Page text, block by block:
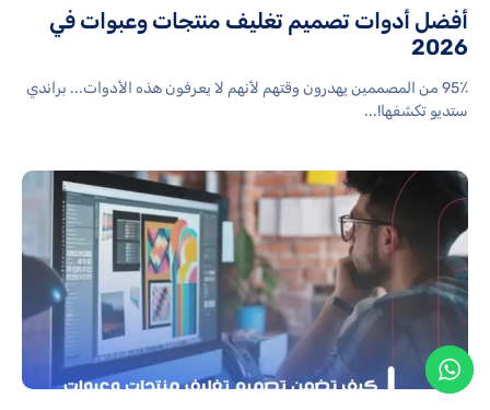
أفضل أدوات تصميم تغليف منتجات وعبوات في
2026
95٪ من المصممين يهدرون وقتهم لأنهم لا يعرفون هذه الأدوات... براندي
ستديو تكشفها!...